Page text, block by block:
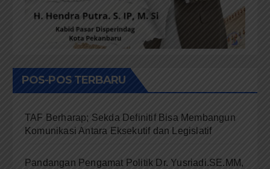
POS-POS TERBARU
TAF Berharap; Sekda Definitif Bisa Membangun
Komunikasi Antara Eksekutif dan Legislatif
Pandangan Pengamat Politik Dr. Yusriadi.SE.MM,